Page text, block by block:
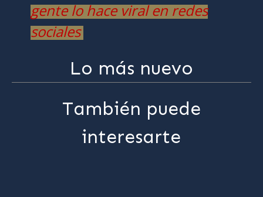
gente lo hace viral en redes
sociales
Lo más nuevo
También puede
interesarte